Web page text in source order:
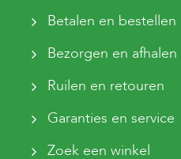
Betalen en bestellen
Bezorgen en afhalen
Ruilen en retouren
Garanties en service
Zoek een winkel